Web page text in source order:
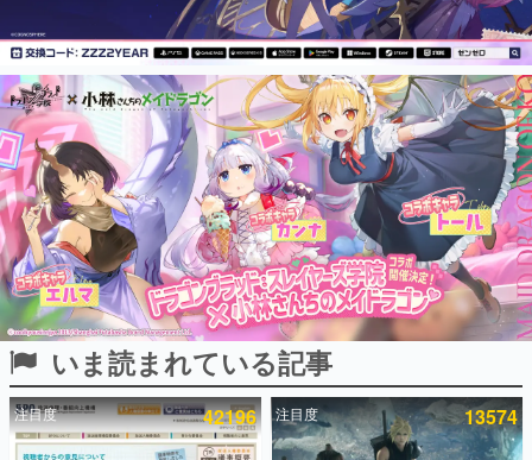
ピックアップ
電ファミのいま読まれている記事ランキング
アプリセール情報
インタビュー
連載・特集一覧
殿堂入り記事
SNS拡散数が数千以上！ ページビュー数万以上！ などな
ど。多くの人々に読まれた、電ファミ渾身の“殿堂入り”記
事をまとめました。
いま読まれている記事
注目度 42196 注目度 13574